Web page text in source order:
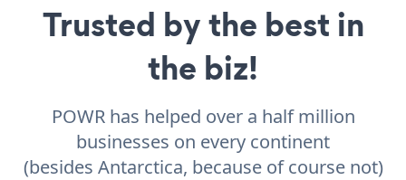
Trusted by the best in
the biz!
POWR has helped over a half million
businesses on every continent
(besides Antarctica, because of course not)